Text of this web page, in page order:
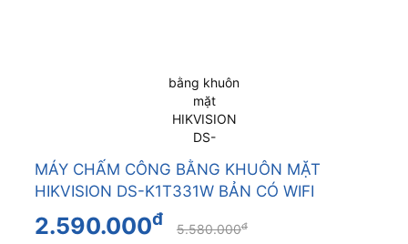
MÁY CHẤM CÔNG BẰNG KHUÔN MẶT
HIKVISION DS-K1T331W BẢN CÓ WIFI
2.590.000đ 5.580.000đ